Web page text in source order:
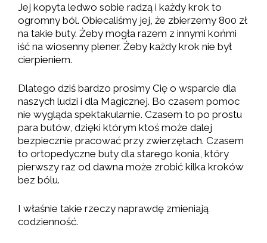
Jej kopyta ledwo sobie radzą i każdy krok to
ogromny ból. Obiecaliśmy jej, że zbierzemy 800 zł
na takie buty. Żeby mogła razem z innymi końmi
iść na wiosenny plener. Żeby każdy krok nie był
cierpieniem.
Dlatego dziś bardzo prosimy Cię o wsparcie dla
naszych ludzi i dla Magicznej. Bo czasem pomoc
nie wygląda spektakularnie. Czasem to po prostu
para butów, dzięki którym ktoś może dalej
bezpiecznie pracować przy zwierzętach. Czasem
to ortopedyczne buty dla starego konia, który
pierwszy raz od dawna może zrobić kilka kroków
bez bólu.
I właśnie takie rzeczy naprawdę zmieniają
codzienność.